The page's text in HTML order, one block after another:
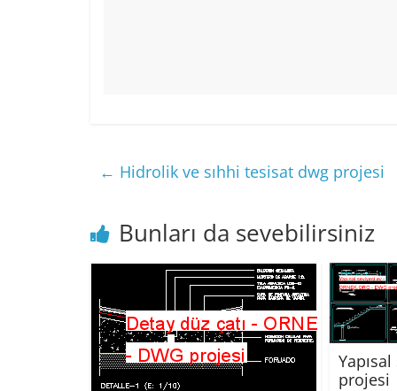
← Hidrolik ve sıhhi tesisat dwg projesi
Bunları da sevebilirsiniz
projesi